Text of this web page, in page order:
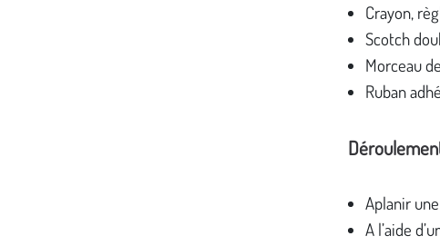
Crayon,
Scotch
Morceau
Ruban
Aplanir
A l’aide